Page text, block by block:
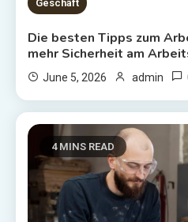
Geschäft
Die besten Tipps zum
mehr Sicherheit am
June 5, 2026 admin
4 MINS READ